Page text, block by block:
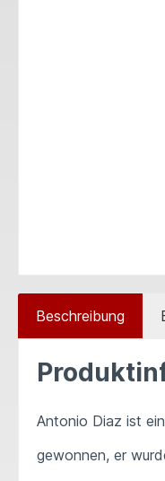
Beschreibung
Antonio Diaz ist
gewonnen, er